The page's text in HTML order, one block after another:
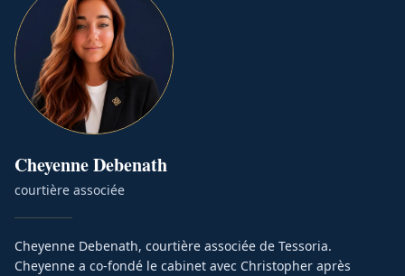
CheyenneDebenath
courtière associée
Cheyenne Debenath, courtière associée de Tessoria.
Cheyenne a co-fondé le cabinet avec Christopher après